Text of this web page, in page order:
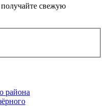
свежую
района